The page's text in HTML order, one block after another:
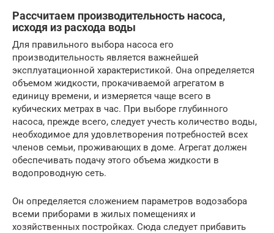
Рассчитаем производительность насоса,
исходя из расхода воды
Для правильного выбора насоса его
производительность является важнейшей
эксплуатационной характеристикой. Она определяется
объемом жидкости, прокачиваемой агрегатом в
единицу времени, и измеряется чаще всего в
кубических метрах в час. При выборе глубинного
насоса, прежде всего, следует учесть количество воды,
необходимое для удовлетворения потребностей всех
членов семьи, проживающих в доме. Агрегат должен
обеспечивать подачу этого объема жидкости в
водопроводную сеть.
Он определяется сложением параметров водозабора
всеми приборами в жилых помещениях и
хозяйственных постройках. Сюда следует прибавить